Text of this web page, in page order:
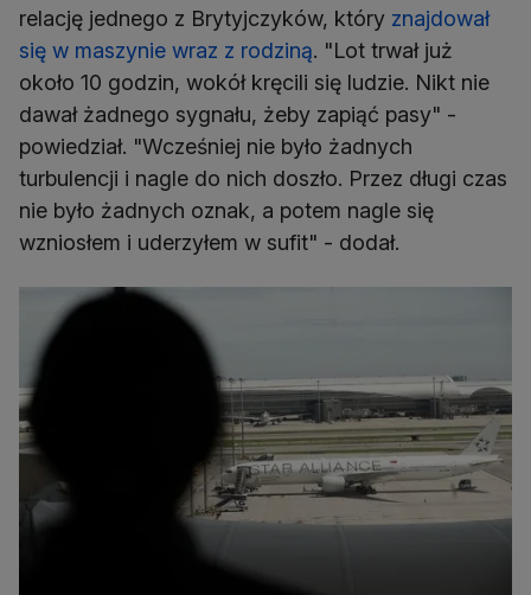
relację jednego z Brytyjczyków, który znajdował
się w maszynie wraz z rodziną. "Lot trwał już
około 10 godzin, wokół kręcili się ludzie. Nikt nie
dawał żadnego sygnału, żeby zapiąć pasy" -
powiedział. "Wcześniej nie było żadnych
turbulencji i nagle do nich doszło. Przez długi czas
nie było żadnych oznak, a potem nagle się
wzniosłem i uderzyłem w sufit" - dodał.